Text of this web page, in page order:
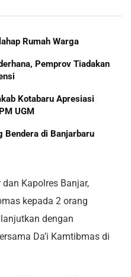
Rumah Warga
Pemprov Tiadakan
Kotabaru Apresiasi
UGM
Bendera di Banjarbaru
Kapolres Banjar,
kepada 2 orang
dengan
Da’i Kamtibmas di